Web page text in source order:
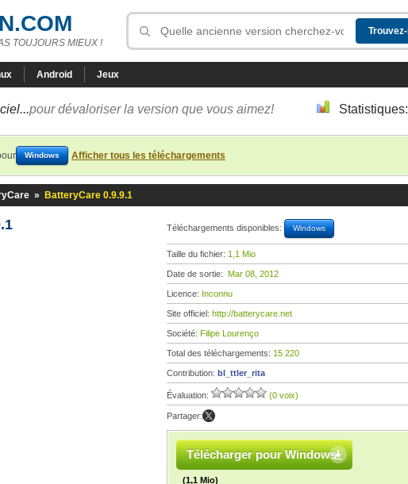
TOUJOURS MIEUX !
Android Jeux
pour dévaloriser la version que vous aimez! Statistiques:
Windows Afficher tous les téléchargements
» BatteryCare 0.9.9.1
Téléchargements disponibles: Windows
Taille du fichier: 1,1 Mio
Date de sortie: Mar 08, 2012
Licence: Inconnu
Site officiel: http://batterycare.net
Société: Filipe Lourenço
Total des téléchargements: 15 220
Contribution: bl_ttler_rita
Évaluation: (0 voix)
Partager:
Télécharger pour Windows
(1,1 Mio)